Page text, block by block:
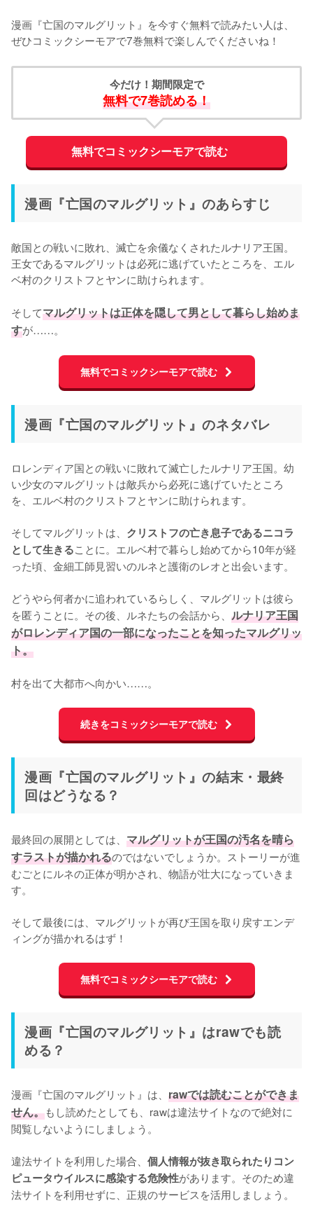
漫画『亡国のマルグリット』を今すぐ無料で読みたい人は、
ぜひコミックシーモアで7巻無料で楽しんでくださいね！
今だけ！期間限定で
無料で7巻読める！
無料でコミックシーモアで読む
漫画『亡国のマルグリット』のあらすじ
敵国との戦いに敗れ、滅亡を余儀なくされたルナリア王国。
王女であるマルグリットは必死に逃げていたところを、エル
ベ村のクリストフとヤンに助けられます。
そしてマルグリットは正体を隠して男として暮らし始めま
すが……。
無料でコミックシーモアで読む
漫画『亡国のマルグリット』のネタバレ
ロレンディア国との戦いに敗れて滅亡したルナリア王国。幼
い少女のマルグリットは敵兵から必死に逃げていたところ
を、エルベ村のクリストフとヤンに助けられます。
そしてマルグリットは、 クリストフの亡き息子であるニコラ
として生きることに。エルベ村で暮らし始めてから10年が経
った頃、金細工師見習いのルネと護衛のレオと出会います。
どうやら何者かに追われているらしく、マルグリットは彼ら
を匿うことに。その後、ルネたちの会話から、 ルナリア王国
がロレンディア国の一部になったことを知ったマルグリッ
ト。
村を出て大都市へ向かい……。
続きをコミックシーモアで読む
漫画『亡国のマルグリット』の結末・最終
回はどうなる？
最終回の展開としては、 マルグリットが王国の汚名を晴ら
すラストが描かれるのではないでしょうか。ストーリーが進
むごとにルネの正体が明かされ、物語が壮大になっていきま
す。
そして最後には、マルグリットが再び王国を取り戻すエンデ
ィングが描かれるはず！
無料でコミックシーモアで読む
漫画『亡国のマルグリット』はrawでも読
める？
漫画『亡国のマルグリット』は、 rawでは読むことができま
せん。もし読めたとしても、rawは違法サイトなので絶対に
閲覧しないようにしましょう。
違法サイトを利用した場合、 個人情報が抜き取られたりコン
ピュータウイルスに感染する危険性があります。そのため違
法サイトを利用せずに、正規のサービスを活用しましょう。